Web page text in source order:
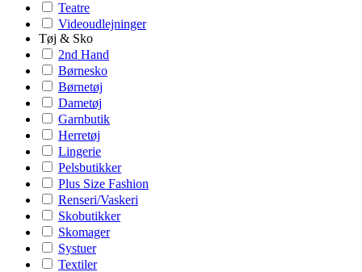
Teatre
Videoudlejninger
Tøj & Sko
2nd Hand
Børnesko
Børnetøj
Dametøj
Garnbutik
Herretøj
Lingerie
Pelsbutikker
Plus Size Fashion
Renseri/Vaskeri
Skobutikker
Skomager
Systuer
Textiler